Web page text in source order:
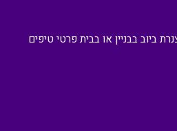
ביוב בבניין או בבית פרטי טיפים